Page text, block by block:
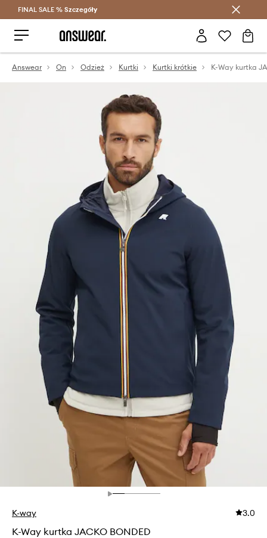
Oszczędzaj z Answear Club >
FINAL SALE % Szczegóły
Answear On Odzież Kurtki Kurtki krótkie K-Way kurtka
K-way 3.0
K-Way kurtka JACKO BONDED